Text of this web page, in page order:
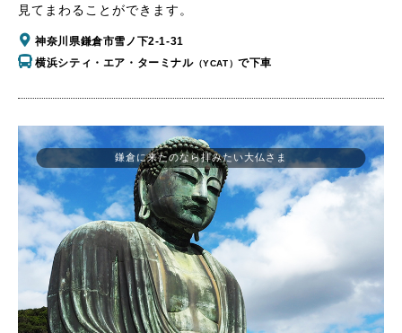
見てまわることができます。
神奈川県鎌倉市雪ノ下2-1-31
横浜シティ・エア・ターミナル（YCAT）で下車
鎌倉に来たのなら拝みたい大仏さま